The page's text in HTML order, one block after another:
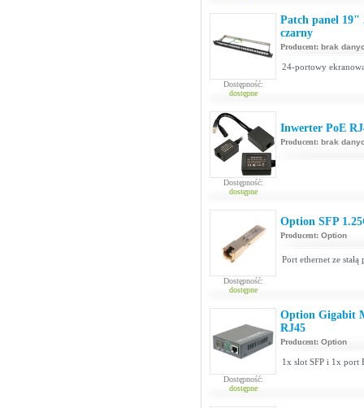
Dostępność:
dostępne
Patch panel 19"
czarny
Producent: brak
24-portowy
Dostępność:
dostępne
Inwerter PoE
Producent: brak
Dostępność:
dostępne
Option SFP
Producent: Option
Port ethernet ze
Dostępność:
dostępne
Option Gigabit
RJ45
Producent: Option
1x slot SFP i 1x port